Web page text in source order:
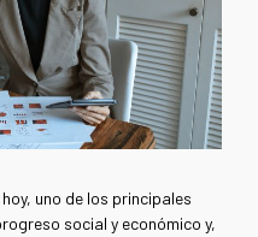
uno de los principales
social y económico y,